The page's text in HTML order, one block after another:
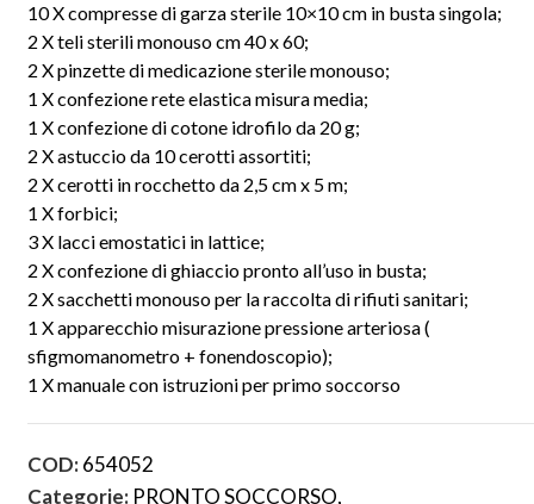
10 X compresse di garza sterile 10×10 cm in busta singola;
2 X teli sterili monouso cm 40 x 60;
2 X pinzette di medicazione sterile monouso;
1 X confezione rete elastica misura media;
1 X confezione di cotone idrofilo da 20 g;
2 X astuccio da 10 cerotti assortiti;
2 X cerotti in rocchetto da 2,5 cm x 5 m;
1 X forbici;
3 X lacci emostatici in lattice;
2 X confezione di ghiaccio pronto all’uso in busta;
2 X sacchetti monouso per la raccolta di rifiuti sanitari;
1 X apparecchio misurazione pressione arteriosa (
sfigmomanometro + fonendoscopio);
1 X manuale con istruzioni per primo soccorso
COD:654052
Categorie: PRONTO SOCCORSO,